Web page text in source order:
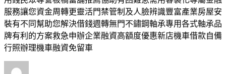
服務讓您資金周轉更靈活門禁管制及人臉辨識豐富產業房屋安
裝有不同幫助您解決借錢週轉無門不鏽鋼軸承專用各式軸承品
牌有利的方案救急申辦企業融資高額度優惠新店機車借款自備
行照辦理機車融資免留車